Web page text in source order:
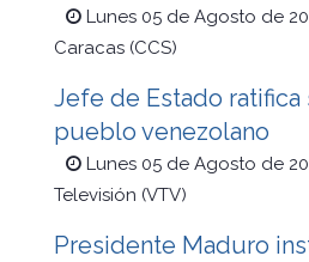
Lunes 05 de Agosto de
Caracas (CCS)
Jefe de Estado ratifica
pueblo venezolano
Lunes 05 de Agosto de
Televisión (VTV)
Presidente Maduro